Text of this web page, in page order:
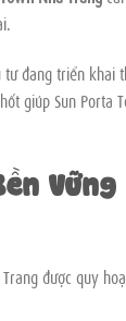
đang triển khai
giúp Sun Porta
Vững
được quy